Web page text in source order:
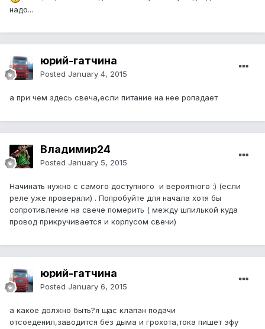
надо...
юрий-гатчина
Posted January 4, 2015
а при чем здесь свеча,если питание на нее ропадает
Владимир24
Posted January 5, 2015
Начинать нужно с самого доступного и вероятного :) (если
реле уже проверяли) . Попробуйте для начала хотя бы
сопротивление на свече померить ( между шпилькой куда
провод прикручивается и корпусом свечи)
юрий-гатчина
Posted January 6, 2015
а какое должно быть?я щас клапан подачи
отсоеденил,заводится без дыма и грохота,тока пишет эфу